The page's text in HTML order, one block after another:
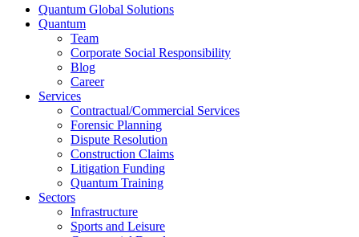
Quantum Global Solutions
Quantum
Team
Corporate Social Responsibility
Blog
Career
Services
Contractual/Commercial Services
Forensic Planning
Dispute Resolution
Construction Claims
Litigation Funding
Quantum Training
Sectors
Infrastructure
Sports and Leisure